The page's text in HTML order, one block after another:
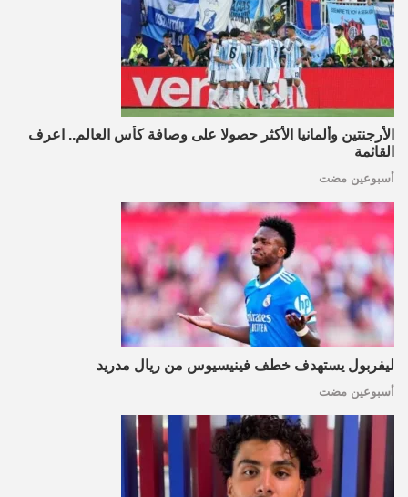
الأرجنتين وألمانيا الأكثر حصولا على وصافة كأس العالم.. اعرف
القائمة
أسبوعين مضت
ليفربول يستهدف خطف فينيسيوس من ريال مدريد
أسبوعين مضت